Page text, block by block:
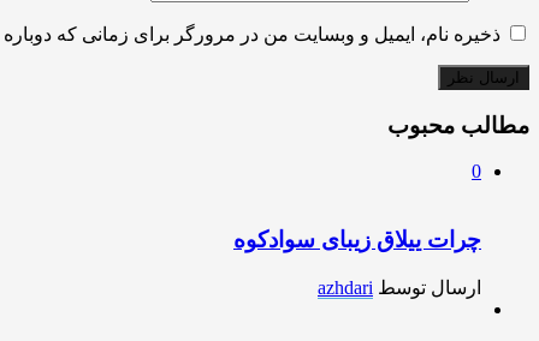
ذخیره نام، ایمیل و وبسایت من در مرورگر برای زمانی که
مطالب محبوب
0
چرات ییلاق زیبای سوادکوه
ارسال توسط azhdari